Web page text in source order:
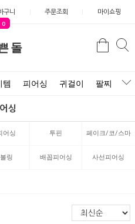
구니
0
주문조회 마이쇼핑
돌
검
템 피어싱 귀걸이 팔찌 목
싱
어싱 투핀 페이크/코/스마
일리
링 배꼽피어싱 사선피어싱